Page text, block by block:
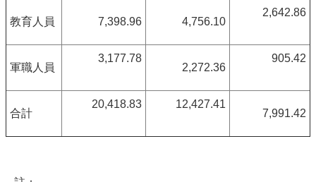
教育人員 7,398.96 4,756.10
2,642.86
軍職人員
3,177.78
2,272.36
905.42
合計
20,418.83 12,427.41
7,991.42